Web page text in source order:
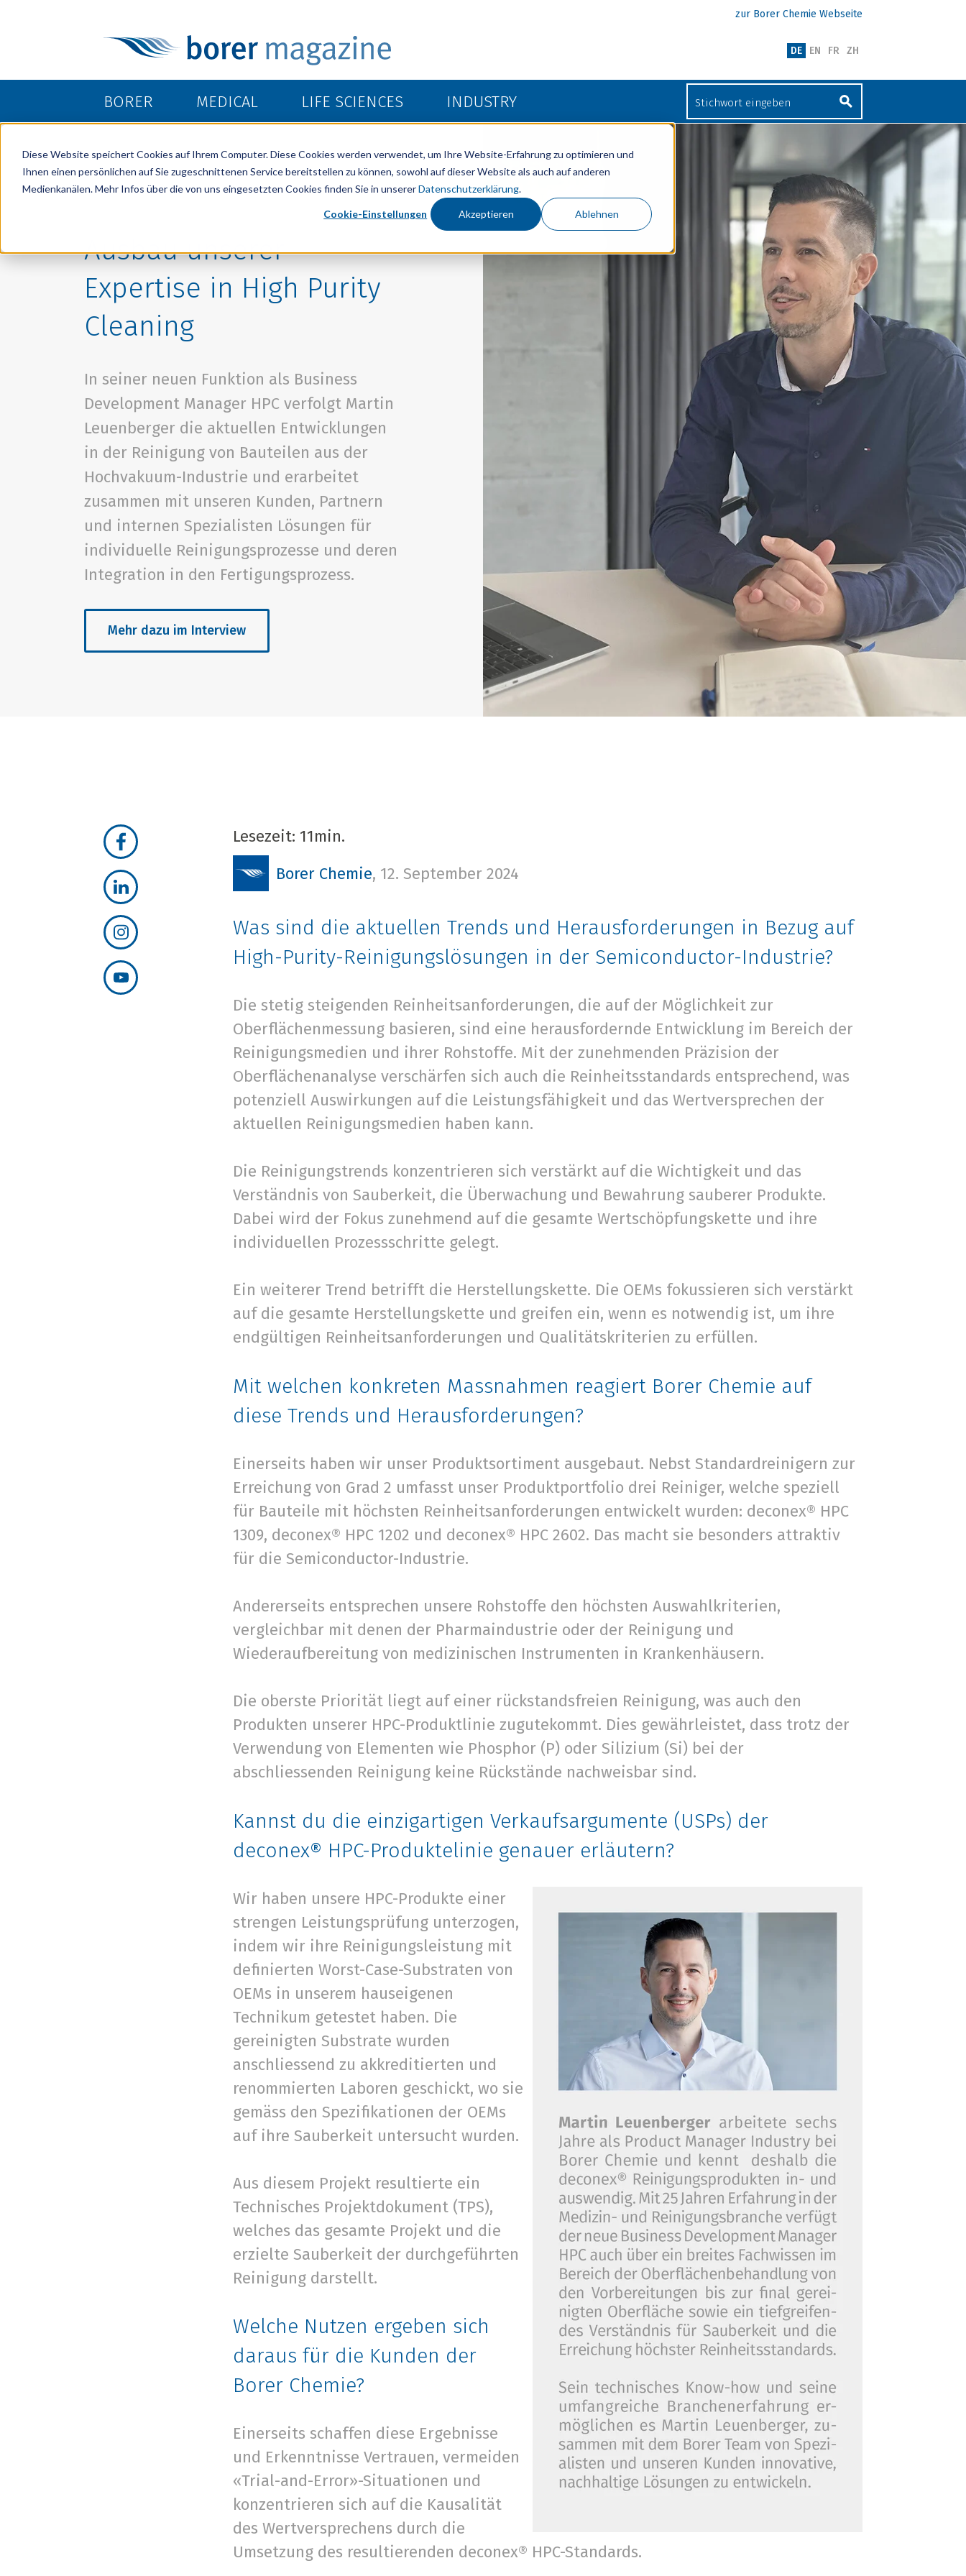
Diese Website speichert Cookies auf Ihrem Computer. Diese Cookies werden verwendet, um Ihre Website-Erfahrung zu optimieren und
Ihnen einen persönlichen auf Sie zugeschnittenen Service bereitstellen zu können, sowohl auf dieser Website als auch auf anderen
Medienkanälen. Mehr Infos über die von uns eingesetzten Cookies finden Sie in unsererDatenschutzerklärung.
Cookie-Einstellungen Akzeptieren Ablehnen
zur Borer Chemie Webseite
DE EN FR ZH
BORER MEDICAL LIFE SCIENCES INDUSTRY
Ausbau unserer
Expertise in High Purity
Cleaning
In seiner neuen Funktion als Business
Development Manager HPC verfolgt Martin
Leuenberger die aktuellen Entwicklungen
in der Reinigung von Bauteilen aus der
Hochvakuum-Industrie und erarbeitet
zusammen mit unseren Kunden, Partnern
und internen Spezialisten Lösungen für
individuelle Reinigungsprozesse und deren
Integration in den Fertigungsprozess.
Mehr dazu im Interview
Lesezeit: 11min.
Borer Chemie, 12. September 2024
Was sind die aktuellen Trends und Herausforderungen in Bezug auf
High-Purity-Reinigungslösungen in der Semiconductor-Industrie?
Die stetig steigenden Reinheitsanforderungen, die auf der Möglichkeit zur
Oberflächenmessung basieren, sind eine herausfordernde Entwicklung im Bereich der
Reinigungsmedien und ihrer Rohstoffe. Mit der zunehmenden Präzision der
Oberflächenanalyse verschärfen sich auch die Reinheitsstandards entsprechend, was
potenziell Auswirkungen auf die Leistungsfähigkeit und das Wertversprechen der
aktuellen Reinigungsmedien haben kann.
Die Reinigungstrends konzentrieren sich verstärkt auf die Wichtigkeit und das
Verständnis von Sauberkeit, die Überwachung und Bewahrung sauberer Produkte.
Dabei wird der Fokus zunehmend auf die gesamte Wertschöpfungskette und ihre
individuellen Prozessschritte gelegt.
Ein weiterer Trend betrifft die Herstellungskette. Die OEMs fokussieren sich verstärkt
auf die gesamte Herstellungskette und greifen ein, wenn es notwendig ist, um ihre
endgültigen Reinheitsanforderungen und Qualitätskriterien zu erfüllen.
Mit welchen konkreten Massnahmen reagiert Borer Chemie auf
diese Trends und Herausforderungen?
Einerseits haben wir unser Produktsortiment ausgebaut. Nebst Standardreinigern zur
Erreichung von Grad 2 umfasst unser Produktportfolio drei Reiniger, welche speziell
für Bauteile mit höchsten Reinheitsanforderungen entwickelt wurden: deconex® HPC
1309, deconex® HPC 1202 und deconex® HPC 2602. Das macht sie besonders attraktiv
für die Semiconductor-Industrie.
Andererseits entsprechen unsere Rohstoffe den höchsten Auswahlkriterien,
vergleichbar mit denen der Pharmaindustrie oder der Reinigung und
Wiederaufbereitung von medizinischen Instrumenten in Krankenhäusern.
Die oberste Priorität liegt auf einer rückstandsfreien Reinigung, was auch den
Produkten unserer HPC-Produktlinie zugutekommt. Dies gewährleistet, dass trotz der
Verwendung von Elementen wie Phosphor (P) oder Silizium (Si) bei der
abschliessenden Reinigung keine Rückstände nachweisbar sind.
Kannst du die einzigartigen Verkaufsargumente (USPs) der
deconex® HPC-Produktelinie genauer erläutern?
Wir haben unsere HPC-Produkte einer
strengen Leistungsprüfung unterzogen,
indem wir ihre Reinigungsleistung mit
definierten Worst-Case-Substraten von
OEMs in unserem hauseigenen
Technikum getestet haben. Die
gereinigten Substrate wurden
anschliessend zu akkreditierten und
renommierten Laboren geschickt, wo sie
gemäss den Spezifikationen der OEMs
auf ihre Sauberkeit untersucht wurden.
Aus diesem Projekt resultierte ein
Technisches Projektdokument (TPS),
welches das gesamte Projekt und die
erzielte Sauberkeit der durchgeführten
Reinigung darstellt.
Welche Nutzen ergeben sich
daraus für die Kunden der
Borer Chemie?
Einerseits schaffen diese Ergebnisse
und Erkenntnisse Vertrauen, vermeiden
«Trial-and-Error»-Situationen und
konzentrieren sich auf die Kausalität
des Wertversprechens durch die
Umsetzung des resultierenden deconex® HPC-Standards.